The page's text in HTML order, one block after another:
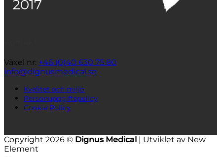
Växel nr: +46 (0)40 630 75 80
info@dignusmedical.se
Kvalitet och miljö
Personuppgiftspolicy
Cookie Policy
Copyright 2026 © Dignus Medical | Utviklet av New
Element